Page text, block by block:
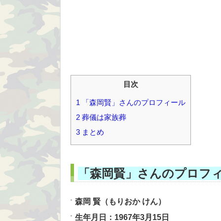
目次
1 「森岡賢」さんのプロフィール
2 葬儀は家族葬
3 まとめ
「森岡賢」さんのプロフ
森岡 賢（もりおか けん）
生年月日：1967年3月15日